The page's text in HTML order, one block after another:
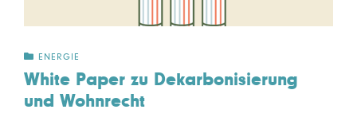
ENERGIE
White Paper zu Dekarbonisierung
und Wohnrecht